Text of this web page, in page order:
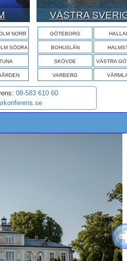
NORR
SÖDRA
VÄSTRA
GÖTEBORG
BOHUSLÄN
SKÖVDE VÄSTRA
VARBERG
08-583 610 60
Next